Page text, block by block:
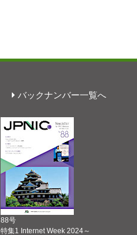
バックナンバー一覧へ
88号
特集1 Internet Week 2024～